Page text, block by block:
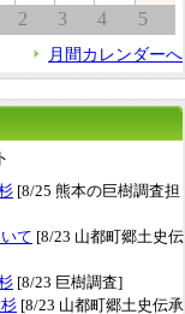
2 3 4 5
月間カレンダーへ
[8/25 熊本の巨樹調査担
て [8/23 山都町郷土史伝
[8/23 巨樹調査]
[8/23 山都町郷土史伝承